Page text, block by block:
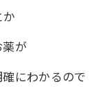
が
にわかるので